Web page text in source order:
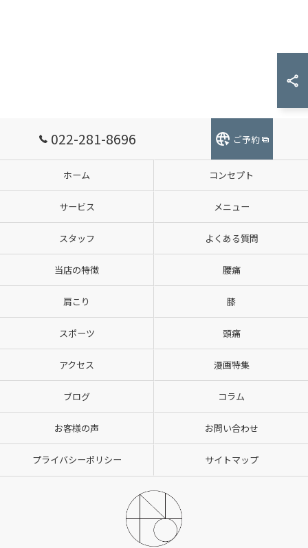
022-281-8696 ご予約
ホーム コンセプト
サービス メニュー
スタッフ よくある質問
当店の特徴 腰痛
肩こり 膝
スポーツ 頭痛
アクセス 漫画特集
ブログ コラム
お客様の声 お問い合わせ
プライバシーポリシー サイトマップ